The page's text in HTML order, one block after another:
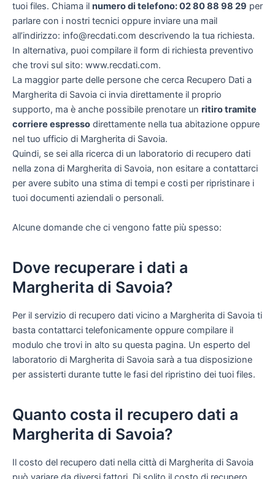
tuoi files. Chiama il numero di telefono: 02 80 88 98 29 per
parlare con i nostri tecnici oppure inviare una mail
all’indirizzo: info@recdati.com descrivendo la tua richiesta.
In alternativa, puoi compilare il form di richiesta preventivo
che trovi sul sito: www.recdati.com.
La maggior parte delle persone che cerca Recupero Dati a
Margherita di Savoia ci invia direttamente il proprio
supporto, ma è anche possibile prenotare un ritiro tramite
corriere espresso direttamente nella tua abitazione oppure
nel tuo ufficio di Margherita di Savoia.
Quindi, se sei alla ricerca di un laboratorio di recupero dati
nella zona di Margherita di Savoia, non esitare a contattarci
per avere subito una stima di tempi e costi per ripristinare i
tuoi documenti aziendali o personali.
Alcune domande che ci vengono fatte più spesso:
Dove recuperare i dati a
Margherita di Savoia?
Per il servizio di recupero dati vicino a Margherita di Savoia ti
basta contattarci telefonicamente oppure compilare il
modulo che trovi in alto su questa pagina. Un esperto del
laboratorio di Margherita di Savoia sarà a tua disposizione
per assisterti durante tutte le fasi del ripristino dei tuoi files.
Quanto costa il recupero dati a
Margherita di Savoia?
Il costo del recupero dati nella città di Margherita di Savoia